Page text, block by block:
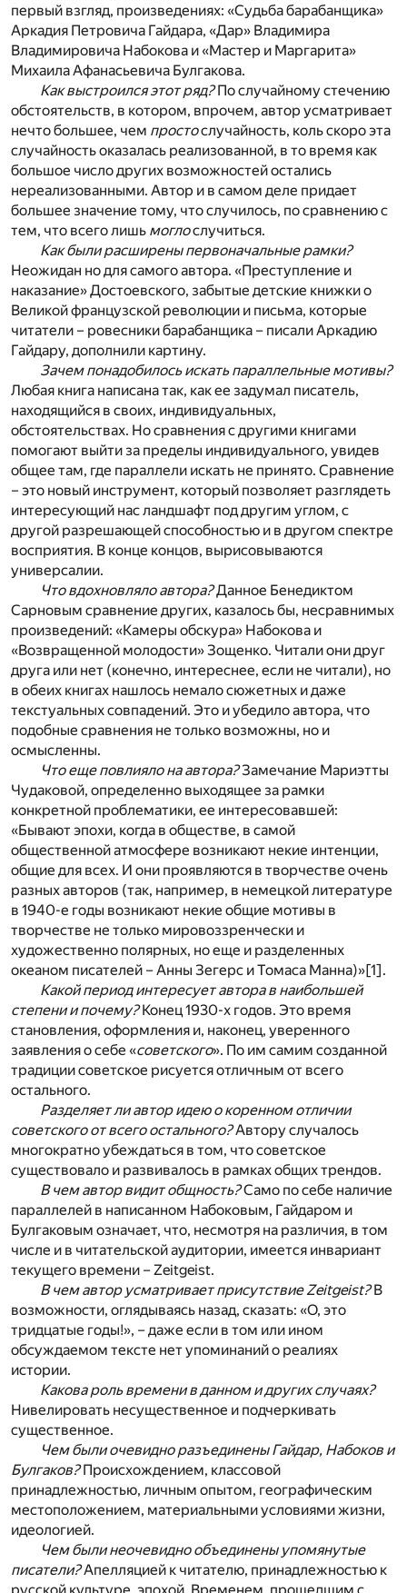
первый взгляд, произведениях: «Судьба барабанщика»
Аркадия Петровича Гайдара, «Дар» Владимира
Владимировича Набокова и «Мастер и Маргарита»
Михаила Афанасьевича Булгакова.
Как выстроился этот ряд?По случайному стечению
обстоятельств, в котором, впрочем, автор усматривает
нечто большее, чем простослучайность, коль скоро эта
случайность оказалась реализованной, в то время как
большое число других возможностей остались
нереализованными. Автор и в самом деле придает
большее значение тому, что случилось, по сравнению с
тем, что всего лишь моглослучиться.
Как были расширены первоначальные рамки?
Неожидан но для самого автора. «Преступление и
наказание» Достоевского, забытые детские книжки о
Великой французской революции и письма, которые
читатели – ровесники барабанщика – писали Аркадию
Гайдару, дополнили картину.
Зачем понадобилось искать параллельные мотивы?
Любая книга написана так, как ее задумал писатель,
находящийся в своих, индивидуальных,
обстоятельствах. Но сравнения с другими книгами
помогают выйти за пределы индивидуального, увидев
общее там, где параллели искать не принято. Сравнение
– это новый инструмент, который позволяет разглядеть
интересующий нас ландшафт под другим углом, с
другой разрешающей способностью и в другом спектре
восприятия. В конце концов, вырисовываются
универсалии.
Что вдохновляло автора?Данное Бенедиктом
Сарновым сравнение других, казалось бы, несравнимых
произведений: «Камеры обскура» Набокова и
«Возвращенной молодости» Зощенко. Читали они друг
друга или нет (конечно, интереснее, если не читали), но
в обеих книгах нашлось немало сюжетных и даже
текстуальных совпадений. Это и убедило автора, что
подобные сравнения не только возможны, но и
осмысленны.
Что еще повлияло на автора?Замечание Мариэтты
Чудаковой, определенно выходящее за рамки
конкретной проблематики, ее интересовавшей:
«Бывают эпохи, когда в обществе, в самой
общественной атмосфере возникают некие интенции,
общие для всех. И они проявляются в творчестве очень
разных авторов (так, например, в немецкой литературе
в 1940-е годы возникают некие общие мотивы в
творчестве не только мировоззренчески и
художественно полярных, но еще и разделенных
океаном писателей – Анны Зегерс и Томаса Манна)»[1].
Какой период интересует автора в наибольшей
степени и почему?Конец 1930-х годов. Это время
становления, оформления и, наконец, уверенного
заявления о себе «советского». По им самим созданной
традиции советское рисуется отличным от всего
остального.
Разделяет ли автор идею о коренном отличии
советского от всего остального?Автору случалось
многократно убеждаться в том, что советское
существовало и развивалось в рамках общих трендов.
В чем автор видит общность?Само по себе наличие
параллелей в написанном Набоковым, Гайдаром и
Булгаковым означает, что, несмотря на различия, в том
числе и в читательской аудитории, имеется инвариант
текущего времени – Zeitgeist.
В чем автор усматривает присутствие Zeitgeist?В
возможности, оглядываясь назад, сказать: «О, это
тридцатые годы!», – даже если в том или ином
обсуждаемом тексте нет упоминаний о реалиях
истории.
Какова роль времени в данном и других случаях?
Нивелировать несущественное и подчеркивать
существенное.
Чем были очевидно разъединены Гайдар, Набоков и
Булгаков?Происхождением, классовой
принадлежностью, личным опытом, географическим
местоположением, материальными условиями жизни,
идеологией.
Чем были неочевидно объединены упомянутые
писатели?Апелляцией к читателю, принадлежностью к